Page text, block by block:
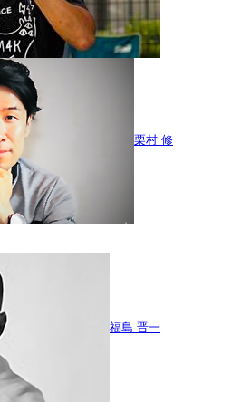
栗村 修
福島 晋一